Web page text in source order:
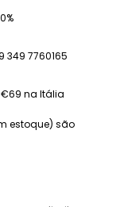
7760165
€69 na Itália
estoque) são